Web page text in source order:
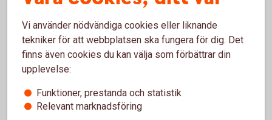
Jag har glömt att skriva under min betalorder.
Betala räkningar och fakturor
Betala med autogiro
Vi använder nödvändiga cookies eller liknande
tekniker för att webbplatsen ska fungera för dig. Det
finns även cookies du kan välja som förbättrar din
upplevelse:
Funktioner, prestanda och statistik
Relevant marknadsföring